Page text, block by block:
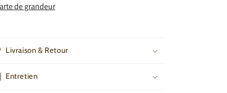
de grandeur
Livraison & Retour
Entretien